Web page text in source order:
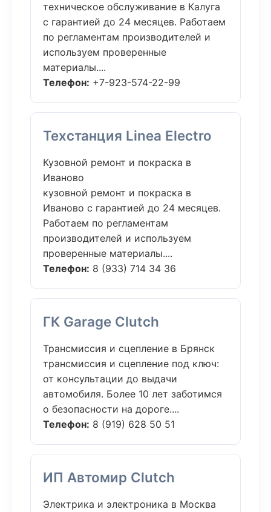
техническое обслуживание в Калуга
с гарантией до 24 месяцев. Работаем
по регламентам производителей и
используем проверенные
материалы....
Телефон: +7-923-574-22-99
Техстанция Linea Electro
Кузовной ремонт и покраска в
Иваново
кузовной ремонт и покраска в
Иваново с гарантией до 24 месяцев.
Работаем по регламентам
производителей и используем
проверенные материалы....
Телефон: 8 (933) 714 34 36
ГК Garage Clutch
Трансмиссия и сцепление в Брянск
трансмиссия и сцепление под ключ:
от консультации до выдачи
автомобиля. Более 10 лет заботимся
о безопасности на дороге....
Телефон: 8 (919) 628 50 51
ИП Автомир Clutch
Электрика и электроника в Москва